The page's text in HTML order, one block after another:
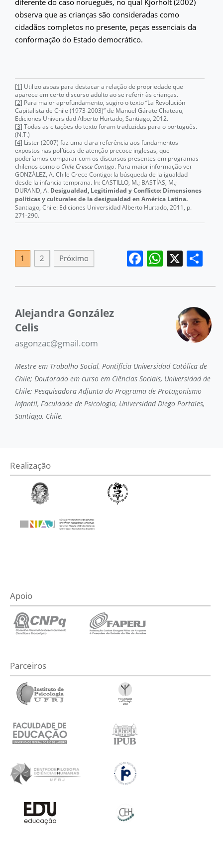
observa que as crianças são consideradas como
cidadãos completos no presente, peças essenciais da
conformação do Estado democrático.
[1] Utilizo aspas para destacar a relação de propriedade que
aparece em certo discurso adulto ao se referir às crianças.
[2] Para maior aprofundamento, sugiro o texto “La Revolución
Capitalista de Chile (1973-2003)” de Manuel Gárate Chateau,
Ediciones Universidad Alberto Hurtado, Santiago, 2012.
[3] Todas as citações do texto foram traduzidas para o português.
(N.T.)
[4] Lister (2007) faz uma clara referência aos fundamentos
expostos nas políticas de atenção precoce inglesas, que
poderíamos comparar com os discursos presentes em programas
chilenos como o Chile Cresce Contigo. Para maior informação ver
GONZÁLEZ, A. Chile Crece Contigo: la búsqueda de la igualdad
desde la infancia temprana. In: CASTILLO, M.; BASTÍAS, M.;
DURAND, A. Desigualdad, Legitimidad y Conflicto: Dimensiones
políticas y culturales de la desigualdad en América Latina.
Santiago, Chile: Ediciones Universidad Alberto Hurtado, 2011, p.
271-290.
Facebook
X
1 2 Próximo
Alejandra González
Celis
asgonzac@gmail.com
Mestre em Trabalho Social, Pontifícia Universidad Católica de
Chile; Doutorado em curso em Ciências Sociais, Universidad de
Chile; Pesquisadora Adjunta do Programa de Protagonismo
Infantil, Faculdade de Psicologia, Universidad Diego Portales,
Santiago, Chile.
Realização
Apoio
Parceiros